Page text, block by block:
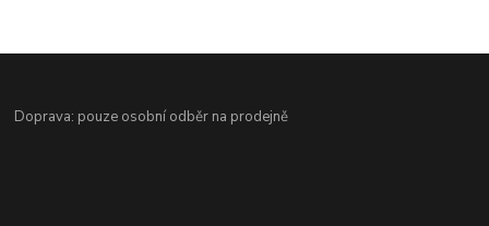
Doprava: pouze osobní odběr na prodejně